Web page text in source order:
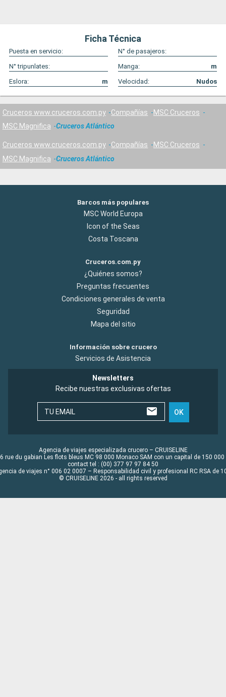
Ficha Técnica
Puesta en servicio:
N° de pasajeros:
N° tripunlates:
Manga:
m
Eslora:
m Velocidad: Nudos
Cruceros www.cruceros.com.py Compañías
MSC Cruceros
MSC Magnifica
Cruceros Atlántico
Cruceros www.cruceros.com.py Compañías
MSC Cruceros
MSC Magnifica
Cruceros Atlántico
Barcos más populares
MSC World Europa
Icon of the Seas
Costa Toscana
Cruceros.com.py
¿Quiénes somos?
Preguntas frecuentes
Condiciones generales de venta
Seguridad
Mapa del sitio
Información sobre crucero
Servicios de Asistencia
Newsletters
Recibe nuestras exclusivas ofertas
TU EMAIL OK
Agencia de viajes especializada crucero – CRUISELINE
rue du gabian Les flots bleus MC 98 000 Monaco SAM con un capital de 150 000
contact tel : (00) 377 97 97 84 50
de viajes n° 006 02 0007 – Responsabilidad civil y profesional RC RSA de
© CRUISELINE 2026 - all rights reserved